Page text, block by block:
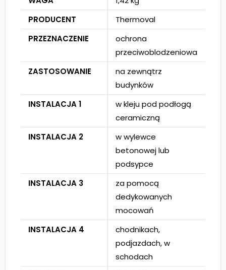
PRODUCENT
Thermoval
PRZEZNACZENIE
ochrona
przeciwoblodzeniowa
ZASTOSOWANIE
na zewnątrz
budynków
INSTALACJA 1
w kleju pod podłogą
ceramiczną
INSTALACJA 2
w wylewce
betonowej lub
podsypce
INSTALACJA 3
za pomocą
dedykowanych
mocowań
INSTALACJA 4
chodnikach,
podjazdach, w
schodach